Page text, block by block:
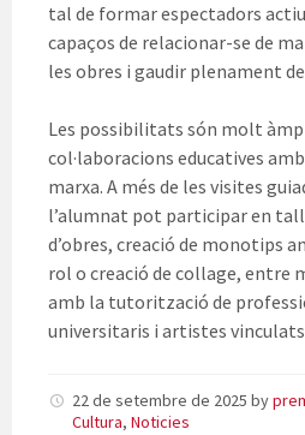
tal de formar espectadors
capaços de relacionar-se de
les obres i gaudir plenament de
Les possibilitats són molt
col·laboracions educatives
marxa. A més de les visites
l’alumnat pot participar en
d’obres, creació de monotips
rol o creació de collage, entre
amb la tutorització de
universitaris i artistes
22 de setembre de 2025 by
Cultura, Noticies